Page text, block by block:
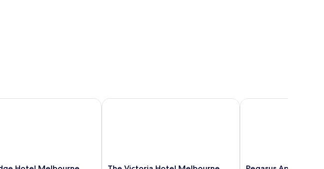
Hotel Melbourne Docklands
The
The Victoria Hotel Melbourne
Pegasus
Pegasus Apart'Hotel